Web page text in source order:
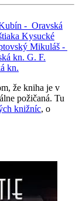
- Oravská
Kysucké
Mikuláš -
kn. G. F.
kn.
že kniha je v
požičaná. Tu
knižníc, o